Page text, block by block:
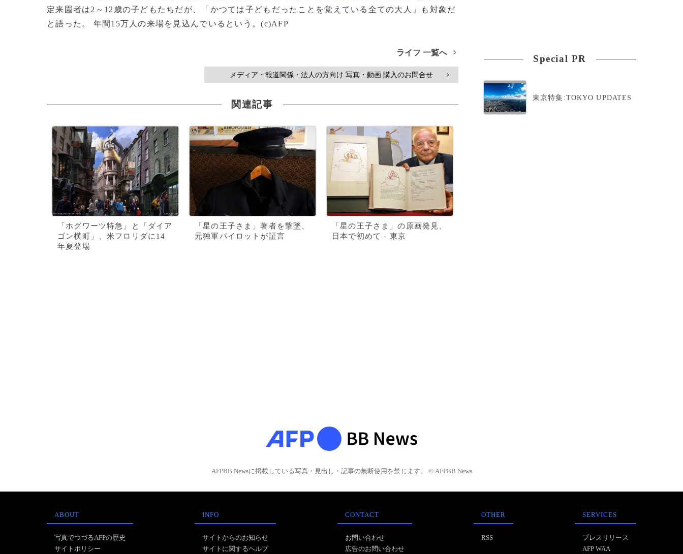
定来園者は2～12歳の子どもたちだが、「かつては子どもだったことを覚えている全ての大人」も対象だ
と語った。 年間15万人の来場を見込んでいるという。(c)AFP
ライフ 一覧へ >
メディア・報道関係・法人の方向け 写真・動画 購入のお問合せ >
関連記事
「ホグワーツ特急」と「ダイア
ゴン横町」、米フロリダに14
年夏登場
「星の王子さま」著者を撃墜、
元独軍パイロットが証言
「星の王子さま」の原画発見、
日本で初めて - 東京
Special PR
東京特集:TOKYO UPDATES
AFPBB Newsに掲載している写真・見出し・記事の無断使用を禁じます。 © AFPBB News
ABOUT
写真でつづるAFPの歴史
サイトポリシー
INFO
サイトからのお知らせ
サイトに関するヘルプ
CONTACT
お問い合わせ
広告のお問い合わせ
OTHER
RSS
SERVICES
プレスリリース
AFP WAA